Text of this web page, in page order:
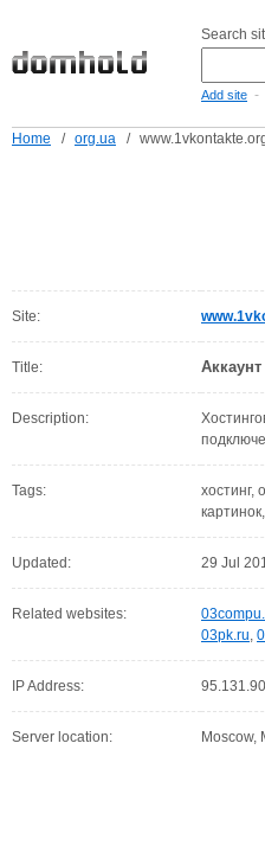
Search
Add site -
Home / org.ua /
Site:
Title:
Description:
Tags:
хостинг,
Updated: 29 Jul
Related websites:
03pk.ru,
IP Address:
Server location: Moscow,